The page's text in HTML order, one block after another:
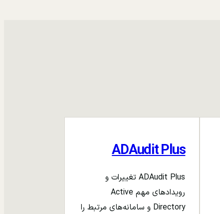
ADAudit Plus
ADAudit Plus تغییرات و
رویدادهای مهم Active
Directory و سامانه‌های مرتبط را